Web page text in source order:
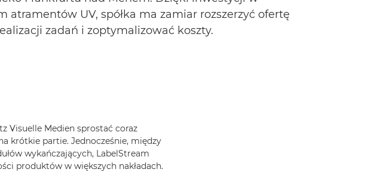
UV, spółka ma zamiar rozszerzyć ofertę
zadań i zoptymalizować koszty.
Visuelle Medien sprostać coraz
krótkie partie. Jednocześnie, między
wykańczających, LabelStream
produktów w większych nakładach.